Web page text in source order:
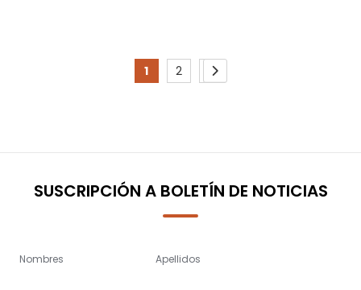
Page
You're
page
1
Page
2
Page
3
Page
Siguiente
SUSCRIPCIÓN A BOLETÍN DE NOTICIAS
Nombres Apellidos